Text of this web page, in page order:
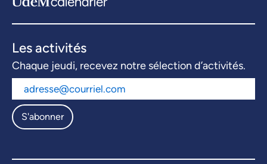
Les activités
Chaque jeudi, recevez notre sélection d’activités.
S'abonner